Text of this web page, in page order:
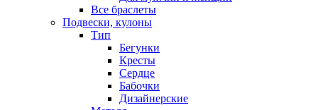
Все браслеты
Подвески, кулоны
Тип
Бегунки
Кресты
Сердце
Бабочки
Дизайнерские